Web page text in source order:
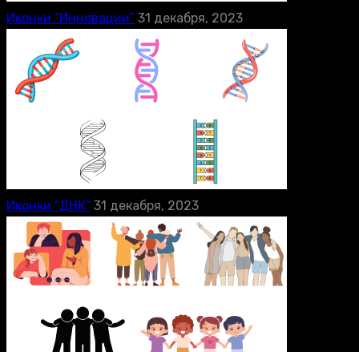
Иконки “Инновации” 31 декабря, 2023
Иконки “ДНК” 31 декабря, 2023